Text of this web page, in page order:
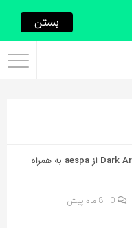
آهنگ انگلیسی Dark Arts از aespa به همراه
0 8 ماه پیش
بستن